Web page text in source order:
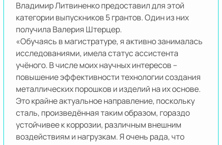
Владимир Литвиненко предоставил для этой
категории выпускников 5 грантов. Один из них
получила Валерия Штерцер.
«Обучаясь в магистратуре, я активно занималась
исследованиями, имела статус ассистента
учёного. В числе моих научных интересов –
повышение эффективности технологии создания
металлических порошков и изделий на их основе.
Это крайне актуальное направление, поскольку
сталь, произведённая таким образом, гораздо
устойчивее к коррозии, различным внешним
воздействиям и нагрузкам. Я очень рада, что